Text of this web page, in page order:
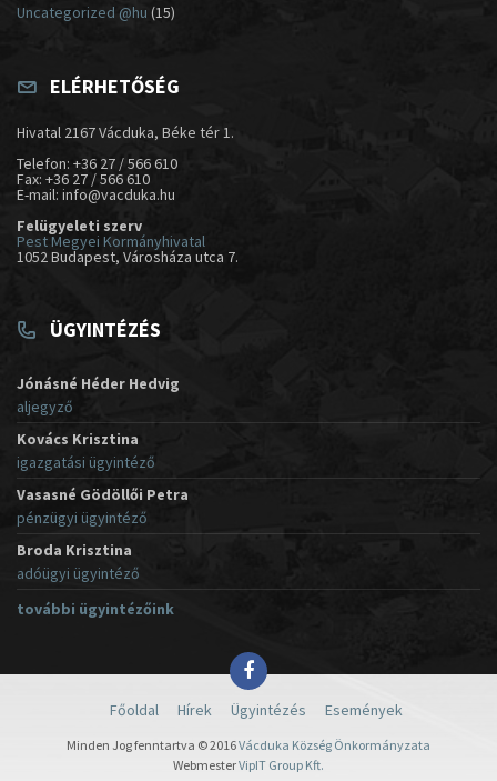
Uncategorized @hu (15)
ELÉRHETŐSÉG
Hivatal 2167 Vácduka, Béke tér 1.
Telefon: +36 27 / 566 610
Fax: +36 27 / 566 610
E-mail: info@vacduka.hu
Felügyeleti szerv
Pest Megyei Kormányhivatal
1052 Budapest, Városháza utca 7.
ÜGYINTÉZÉS
Jónásné Héder Hedvig
aljegyző
Kovács Krisztina
igazgatási ügyintéző
Vasasné Gödöllői Petra
pénzügyi ügyintéző
Broda Krisztina
adóügyi ügyintéző
további ügyintézőink
Főoldal Hírek Ügyintézés Események
Minden Jog fenntartva © 2016Vácduka Község Önkormányzata
WebmesterVipIT Group Kft.